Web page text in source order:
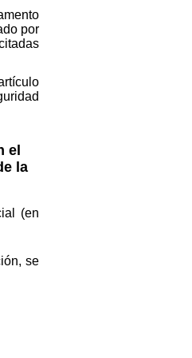
por
el
la
(en
se